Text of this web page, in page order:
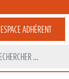
ESPACEADHÉRENT